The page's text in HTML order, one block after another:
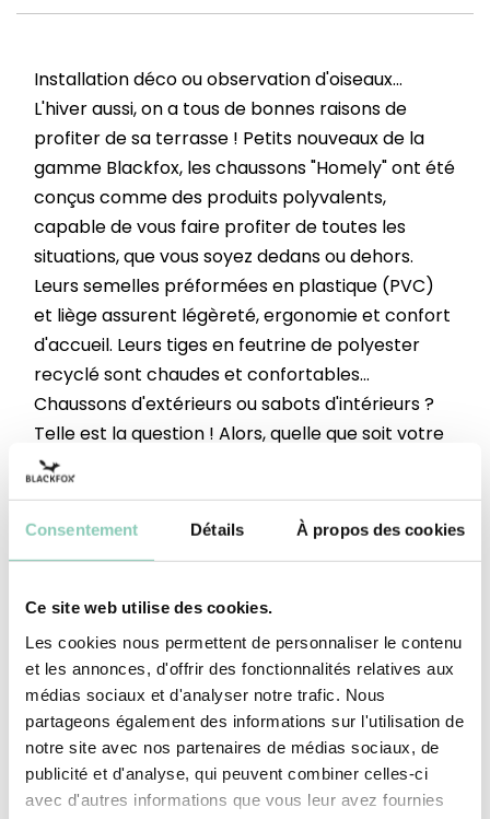
Consentement Détails À propos des cookies
Ce site web utilise des cookies.
Les cookies nous permettent de personnaliser le contenu
et les annonces, d'offrir des fonctionnalités relatives aux
médias sociaux et d'analyser notre trafic. Nous
partageons également des informations sur l'utilisation de
notre site avec nos partenaires de médias sociaux, de
publicité et d'analyse, qui peuvent combiner celles-ci
avec d'autres informations que vous leur avez fournies
Installation déco ou observation d'oiseaux...
L'hiver aussi, on a tous de bonnes raisons de
profiter de sa terrasse ! Petits nouveaux de la
gamme Blackfox, les chaussons "Homely" ont été
conçus comme des produits polyvalents,
capable de vous faire profiter de toutes les
situations, que vous soyez dedans ou dehors.
Leurs semelles préformées en plastique (PVC)
et liège assurent légèreté, ergonomie et confort
d'accueil. Leurs tiges en feutrine de polyester
recyclé sont chaudes et confortables...
Chaussons d'extérieurs ou sabots d'intérieurs ?
Telle est la question ! Alors, quelle que soit votre
réponse, vous en profiterez à fond !
Hauteur Tige Au dessous de la cheville
Dessus-tige Polyester (synthétique)
Semelle
Polyester (synthétique)
Semelle
extérieure-
talon
Caoutchouc synthétique (à
base d'EVA) ; liège